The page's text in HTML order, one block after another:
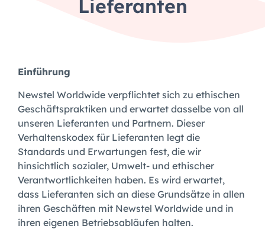
Lieferanten
Einführung
Newstel Worldwide verpflichtet sich zu ethischen
Geschäftspraktiken und erwartet dasselbe von all
unseren Lieferanten und Partnern. Dieser
Verhaltenskodex für Lieferanten legt die
Standards und Erwartungen fest, die wir
hinsichtlich sozialer, Umwelt- und ethischer
Verantwortlichkeiten haben. Es wird erwartet,
dass Lieferanten sich an diese Grundsätze in allen
ihren Geschäften mit Newstel Worldwide und in
ihren eigenen Betriebsabläufen halten.